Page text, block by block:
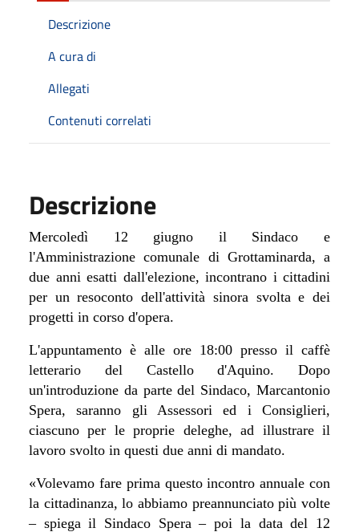
Descrizione
A cura di
Allegati
Contenuti correlati
Descrizione
Mercoledì 12 giugno il Sindaco e
l'Amministrazione comunale di Grottaminarda, a
due anni esatti dall'elezione, incontrano i cittadini
per un resoconto dell'attività sinora svolta e dei
progetti in corso d'opera.
L'appuntamento è alle ore 18:00 presso il caffè
letterario del Castello d'Aquino. Dopo
un'introduzione da parte del Sindaco, Marcantonio
Spera, saranno gli Assessori ed i Consiglieri,
ciascuno per le proprie deleghe, ad illustrare il
lavoro svolto in questi due anni di mandato.
«Volevamo fare prima questo incontro annuale con
la cittadinanza, lo abbiamo preannunciato più volte
– spiega il Sindaco Spera – poi la data del 12